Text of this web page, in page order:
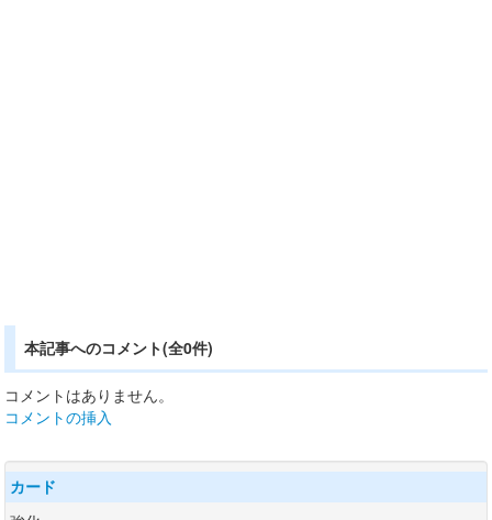
本記事へのコメント(全0件)
コメントはありません。
コメントの挿入
カード